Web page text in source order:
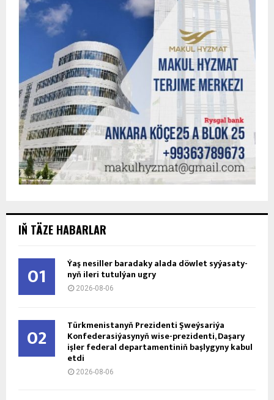
IŇ TÄZE HABARLAR
01 Ýaş ne­sil­ler ba­ra­da­ky ala­da döw­let sy­ýa­sa­ty­
nyň ile­ri tu­tul­ýan ug­ry
2026-08-06
02 Türkmenistanyň Prezidenti Şweýsariýa
Konfederasiýasynyň wise-prezidenti, Daşary
işler federal departamentiniň başlygyny kabul
etdi
2026-08-06